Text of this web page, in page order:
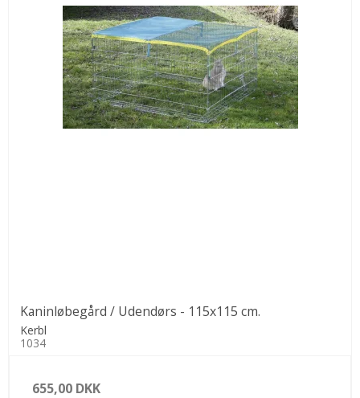
Kaninløbegård / Udendørs - 115x115 cm.
Kerbl
1034
655,00 DKK